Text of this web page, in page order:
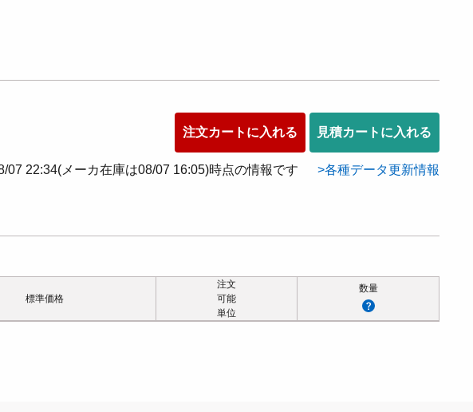
注文カートに入れる 見積カートに入れる
07 22:34(メーカ在庫は08/07 16:05)時点の情報です 各種データ更新情報
標準価格
注文
可能
単位
数量